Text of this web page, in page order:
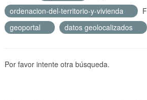
ordenacion-del-territorio-y-vivienda
geoportal
datos geolocalizados
Por favor intente otra búsqueda.